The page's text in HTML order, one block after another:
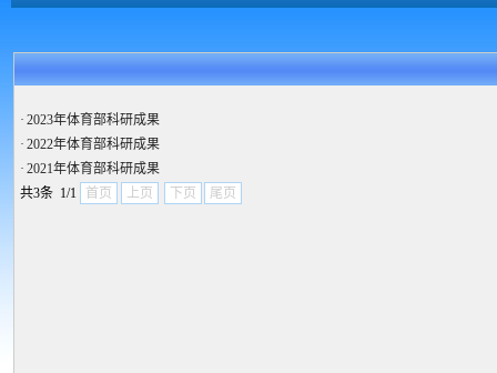
· 2023年体育部科研成果
· 2022年体育部科研成果
· 2021年体育部科研成果
共3条 1/1
首页 上页 下页 尾页